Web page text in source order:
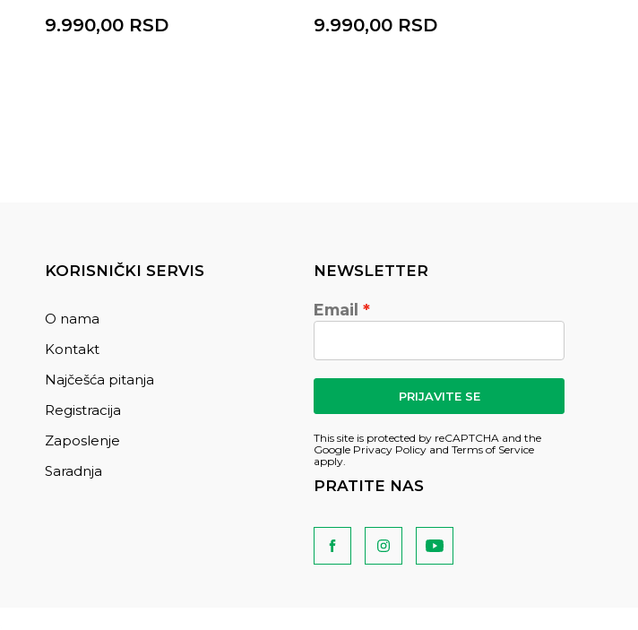
9.990,00 RSD 9.990,00 RSD
KORISNIČKI SERVIS
O nama
Kontakt
Najčešća pitanja
Registracija
Zaposlenje
Saradnja
NEWSLETTER
Email
PRIJAVITE SE
This site is protected by reCAPTCHA and the
Google Privacy Policy and Terms of Service
apply.
PRATITE NAS